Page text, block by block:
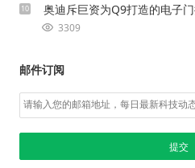
10 奥迪斥巨资为Q9打造的电子
3309
邮件订阅